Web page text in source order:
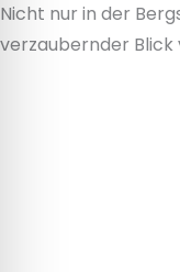
Nicht nur in der
verzaubernder